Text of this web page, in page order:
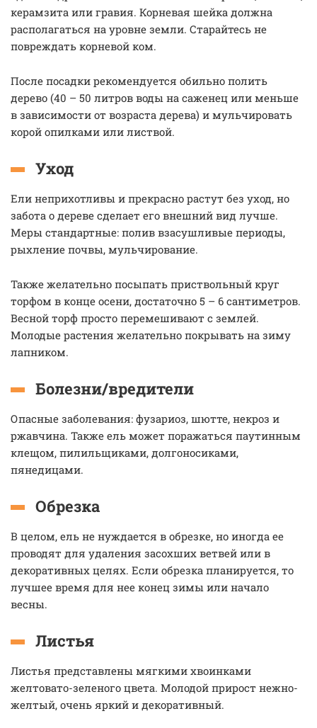
керамзита или гравия. Корневая шейка должна
располагаться на уровне земли. Старайтесь не
повреждать корневой ком.
После посадки рекомендуется обильно полить
дерево (40 – 50 литров воды на саженец или меньше
в зависимости от возраста дерева) и мульчировать
корой опилками или листвой.
Уход
Ели неприхотливы и прекрасно растут без уход, но
забота о дереве сделает его внешний вид лучше.
Меры стандартные: полив взасушливые периоды,
рыхление почвы, мульчирование.
Также желательно посыпать приствольный круг
торфом в конце осени, достаточно 5 – 6 сантиметров.
Весной торф просто перемешивают с землей.
Молодые растения желательно покрывать на зиму
лапником.
Болезни/вредители
Опасные заболевания: фузариоз, шютте, некроз и
ржавчина. Также ель может поражаться паутинным
клещом, пилильщиками, долгоносиками,
пянедицами.
Обрезка
В целом, ель не нуждается в обрезке, но иногда ее
проводят для удаления засохших ветвей или в
декоративных целях. Если обрезка планируется, то
лучшее время для нее конец зимы или начало
весны.
Листья
Листья представлены мягкими хвоинками
желтовато-зеленого цвета. Молодой прирост нежно-
желтый, очень яркий и декоративный.